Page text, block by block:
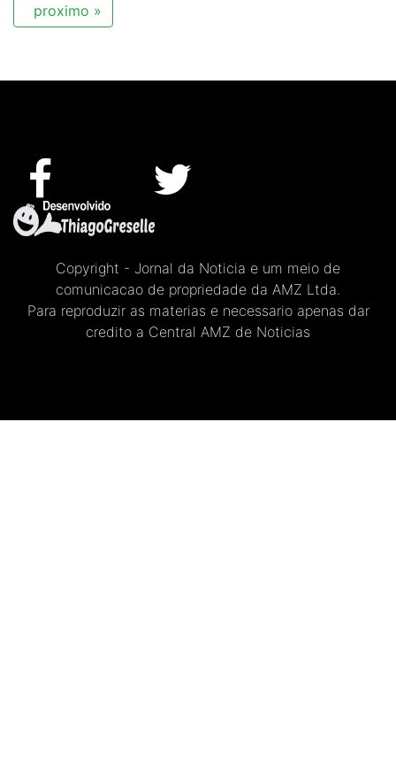
proximo »
Copyright - Jornal da Noticia e um meio de
comunicacao de propriedade da AMZ Ltda.
Para reproduzir as materias e necessario apenas dar
credito a Central AMZ de Noticias